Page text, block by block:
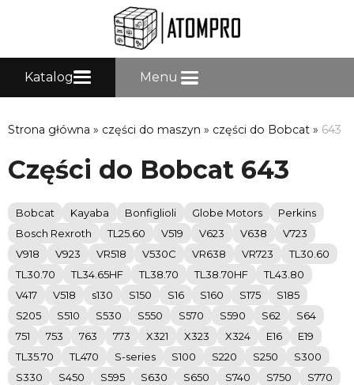
Katalog Menu
Strona główna » części do maszyn » części do Bobcat » 643
Części do Bobcat 643
Bobcat Kayaba Bonfiglioli Globe Motors
Perkins
Bosch Rexroth
TL25.60 V519 V623 V638
V723
V918
V923 VR518 V530C VR638 VR723
TL30.60
TL30.70
TL34.65HF TL38.70 TL38.70HF
TL43.80
V417
V518 s130 S150 S16 S160 S175
S185
S205
S510 S530 S550 S570 S590 S62
S64
751
753 763 773 X321 X323 X324 E16
E19
TL35.70
TL470 S-series S100 S220 S250
S300
S330
S450 S595 S630 S650 S740 S750
S770